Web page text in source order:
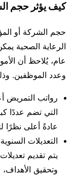
كيف يؤثر حجم
حجم الشركة أو
الرعاية الصحية
عام، يُلاحظ أن
وعدد الموظفين.
رواتب التمريض
التي تضم عددًا
عادةً أعلى نظرًا
التعديلات
يتم تقديم
وتحقيق